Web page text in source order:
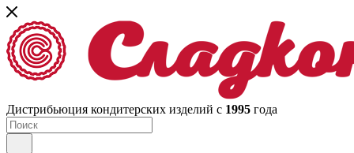
Дистрибьюция кондитерских изделий с 1995 года